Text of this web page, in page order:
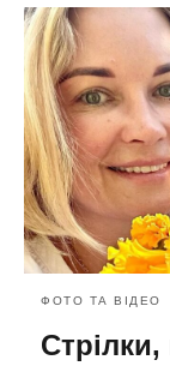
ФОТО ТА ВІДЕО